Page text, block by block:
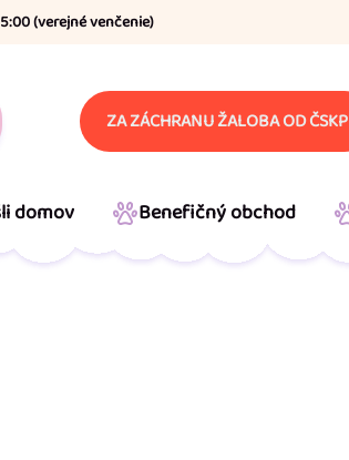
(verejné venčenie)
ZA ZÁCHRANU ŽALOBA OD ČSKP
domov Benefičný obchod